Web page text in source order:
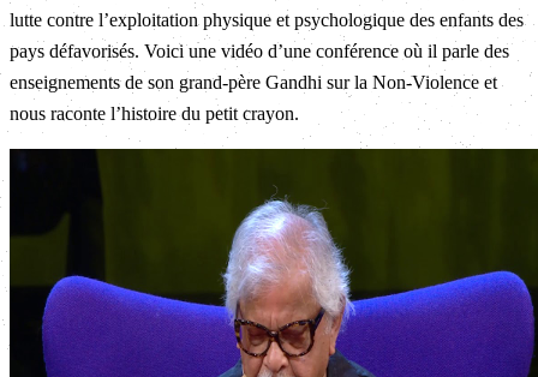
lutte contre l’exploitation physique et psychologique des enfants des
pays défavorisés. Voici une vidéo d’une conférence où il parle des
enseignements de son grand-père Gandhi sur la Non-Violence et
nous raconte l’histoire du petit crayon.